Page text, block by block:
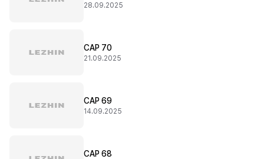
28.09.2025
CAP 70
21.09.2025
CAP 69
14.09.2025
CAP 68